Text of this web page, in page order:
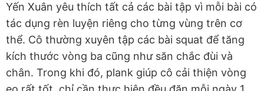
Yến Xuân yêu thích tất cả các bài tập vì mỗi bài có
tác dụng rèn luyện riêng cho từng vùng trên cơ
thể. Cô thường xuyên tập các bài squat để tăng
kích thước vòng ba cũng như săn chắc đùi và
chân. Trong khi đó, plank giúp cô cải thiện vòng